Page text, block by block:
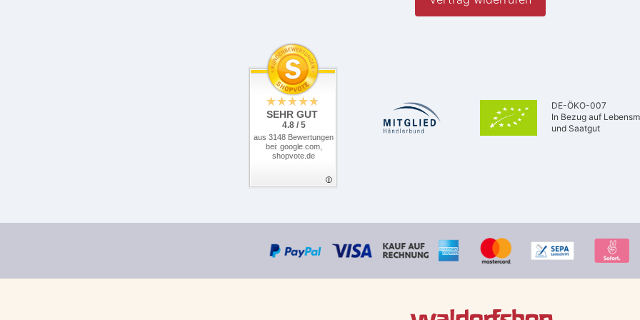
SEHR GUT
4.8 / 5
aus 3148 Bewertungen
bei: google.com,
shopvote.de
DE-ÖKO-007
In Bezug auf
und Saatgut